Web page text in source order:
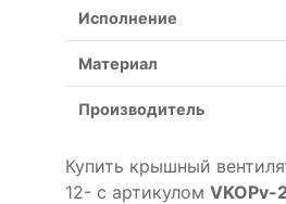
Исполнение
Материал
Производитель
Купить крышный
12- с артикулом VKOPv-